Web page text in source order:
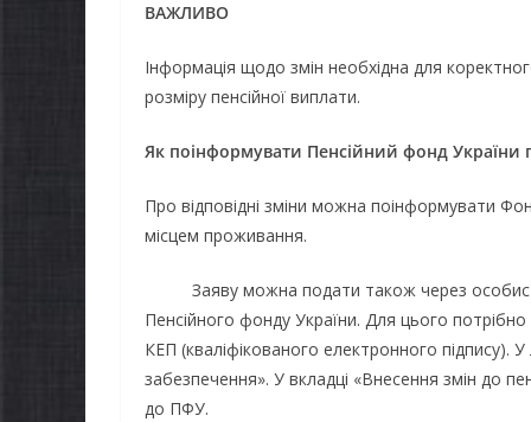
ВАЖЛИВО
Інформація щодо змін необхідна для
розміру пенсійної виплати.
Як поінформувати Пенсійний фонд України
Про відповідні зміни можна поінформувати
місцем проживання.
Заяву можна подати також через
Пенсійного фонду України. Для цього
КЕП (кваліфікованого електронного
забезпечення». У вкладці «Внесення змін до
до ПФУ.